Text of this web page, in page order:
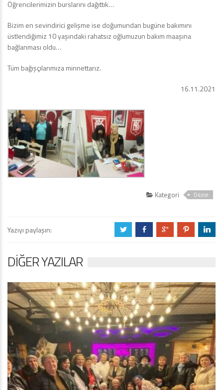
Öğrencilerimizin burslarını dağıttık…
Bizim en sevindirici gelişme ise doğumundan bugüne bakımını
üstlendiğimiz 10 yaşındaki rahatsız oğlumuzun bakım maaşına
bağlanması oldu…
Tüm bağışçılarımıza minnettarız.
16.11.2021
Kategori Düzce
Yazıyı paylaşın: a b c d j
DIĞER YAZILAR